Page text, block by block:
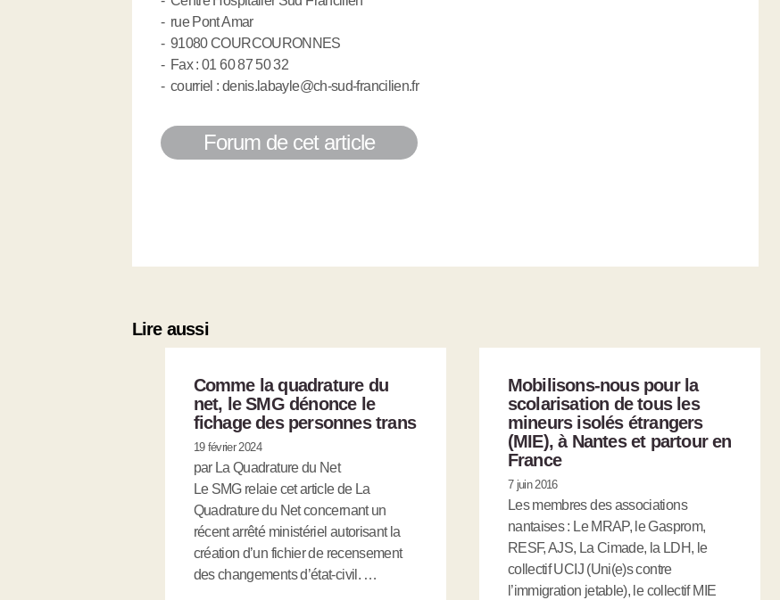
- rue Pont Amar
- 91080 COURCOURONNES
- Fax : 01 60 87 50 32
- courriel : denis.labayle@ch-sud-francilien.fr
Forum de cet article
Lire aussi
Comme la quadrature du
net, le SMG dénonce le
fichage des personnes trans
19 février 2024
par La Quadrature du Net
Le SMG relaie cet article de La
Quadrature du Net concernant un
récent arrêté ministériel autorisant la
création d’un fichier de recensement
des changements d’état-civil. …
Mobilisons-nous pour la
scolarisation de tous les
mineurs isolés étrangers
(MIE), à Nantes et partour en
France
7 juin 2016
Les membres des associations
nantaises : Le MRAP, le Gasprom,
RESF, AJS, La Cimade, la LDH, le
collectif UCIJ (Uni(e)s contre
l’immigration jetable), le collectif MIE